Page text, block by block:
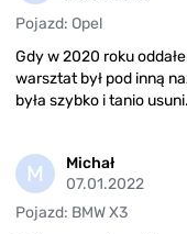
Pojazd: Opel
Gdy w 2020 roku
warsztat był pod inną
była szybko i tanio
M
Michał
07.01.2022
Pojazd: BMW X3